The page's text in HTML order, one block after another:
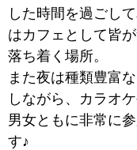
した時間を過ごし
はカフェとして皆
落ち着く場所。
また夜は種類豊富
しながら、カラオ
男女ともに非常に
す♪